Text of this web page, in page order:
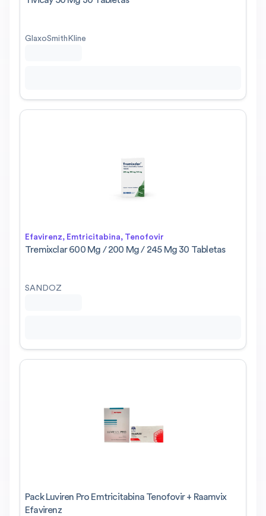
GlaxoSmithKline
Efavirenz, Emtricitabina, Tenofovir
Tremixclar 600 Mg / 200 Mg / 245 Mg 30 Tabletas
SANDOZ
Pack Luviren Pro Emtricitabina Tenofovir + Raamvix
Efavirenz